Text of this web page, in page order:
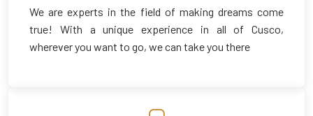
We are experts in the field of making dreams come
true! With a unique experience in all of Cusco,
wherever you want to go, we can take you there